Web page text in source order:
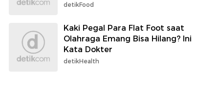
detikFood
Kaki Pegal Para Flat Foot saat
Olahraga Emang Bisa Hilang? Ini
Kata Dokter
detikHealth